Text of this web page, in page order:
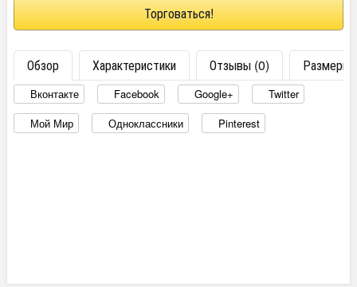
Торговаться!
Обзор Характеристики Отзывы (0) Размеры
Вконтакте Facebook Google+
Twitter
Мой Мир
Одноклассники Pinterest